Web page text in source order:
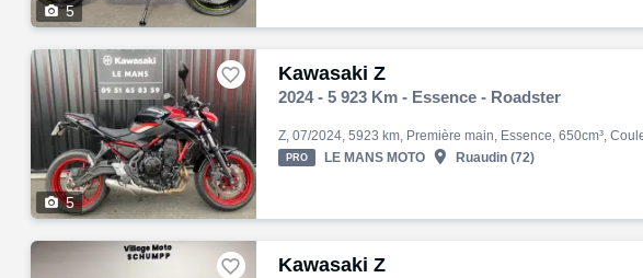
 5
 5
Kawasaki Z

2024 - 5 923 Km - Essence - Roadster
PRO LE MANS MOTO  Ruaudin (72)
Kawasaki Z
